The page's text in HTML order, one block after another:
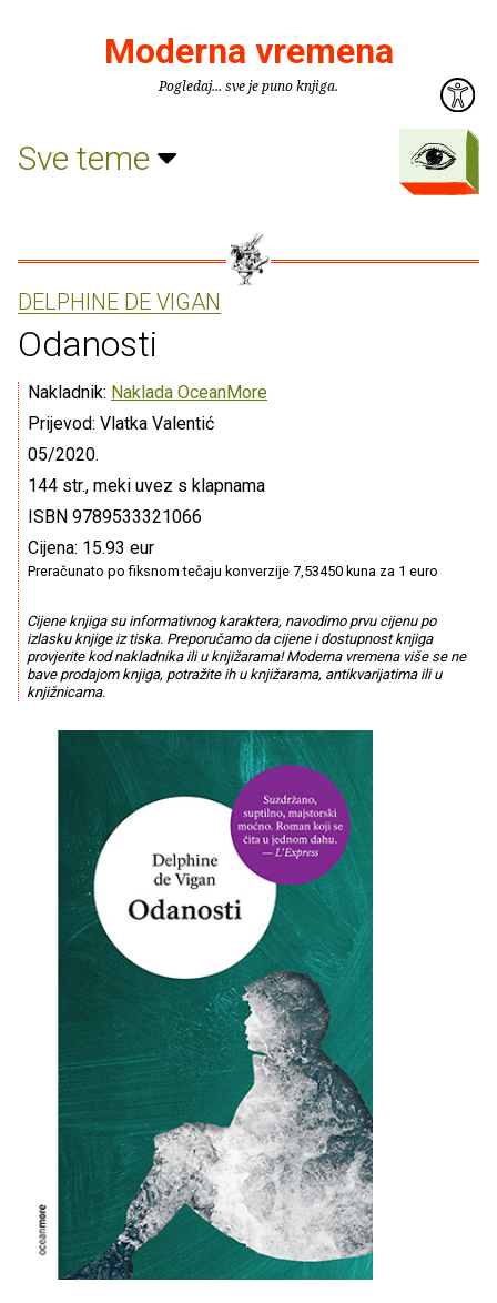
Moderna vremena
Pogledaj... sve je puno knjiga.
Sve teme
DELPHINE DE VIGAN
Odanosti
Nakladnik: Naklada OceanMore
Prijevod: Vlatka Valentić
05/2020.
144 str., meki uvez s klapnama
ISBN 9789533321066
Cijena: 15.93 eur
Preračunato po fiksnom tečaju konverzije 7,53450 kuna za 1 euro
Cijene knjiga su informativnog karaktera, navodimo prvu cijenu po
izlasku knjige iz tiska. Preporučamo da cijene i dostupnost knjiga
provjerite kod nakladnika ili u knjižarama! Moderna vremena više se ne
bave prodajom knjiga, potražite ih u knjižarama, antikvarijatima ili u
knjižnicama.